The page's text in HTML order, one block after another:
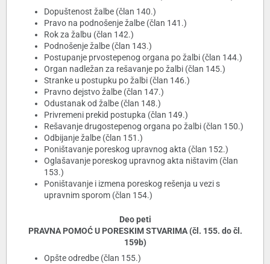
Dopuštenost žalbe (član 140.)
Pravo na podnošenje žalbe (član 141.)
Rok za žalbu (član 142.)
Podnošenje žalbe (član 143.)
Postupanje prvostepenog organa po žalbi (član 144.)
Organ nadležan za rešavanje po žalbi (član 145.)
Stranke u postupku po žalbi (član 146.)
Pravno dejstvo žalbe (član 147.)
Odustanak od žalbe (član 148.)
Privremeni prekid postupka (član 149.)
Rešavanje drugostepenog organa po žalbi (član 150.)
Odbijanje žalbe (član 151.)
Poništavanje poreskog upravnog akta (član 152.)
Oglašavanje poreskog upravnog akta ništavim (član
153.)
Poništavanje i izmena poreskog rešenja u vezi s
upravnim sporom (član 154.)
Deo peti
PRAVNA POMOĆ U PORESKIM STVARIMA (čl. 155. do čl.
159b)
Opšte odredbe (član 155.)